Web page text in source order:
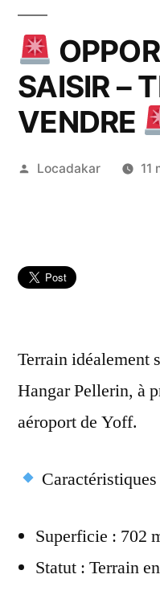
SAISIR –
VENDRE
Publié
Locadakar 11
Terrain idéalement
Hangar Pellerin, à
aéroport de Yoff.
Superficie : 702
Statut : Terrain